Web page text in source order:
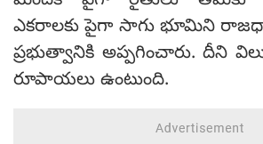
ఎకరాలకు పైగా సాగు భూమిని
ప్రభుత్వానికి అప్పగించారు. దీని
రూపాయలు ఉంటుంది.